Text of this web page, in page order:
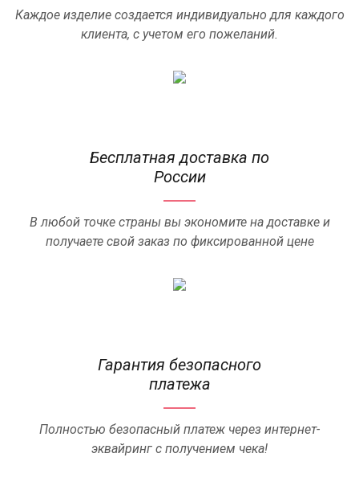
Каждое изделие создается индивидуально для каждого
клиента, с учетом его пожеланий.
Бесплатная доставка по
России
В любой точке страны вы экономите на доставке и
получаете свой заказ по фиксированной цене
Гарантия безопасного
платежа
Полностью безопасный платеж через интернет-
эквайринг с получением чека!